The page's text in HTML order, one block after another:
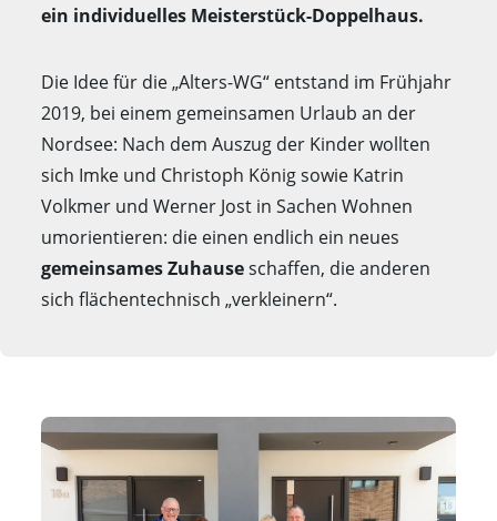
ein individuelles Meisterstück-Doppelhaus.
Die Idee für die „Alters-WG“ entstand im Frühjahr
2019, bei einem gemeinsamen Urlaub an der
Nordsee: Nach dem Auszug der Kinder wollten
sich Imke und Christoph König sowie Katrin
Volkmer und Werner Jost in Sachen Wohnen
umorientieren: die einen endlich ein neues
gemeinsames Zuhauseschaffen, die anderen
sich flächentechnisch „verkleinern“.